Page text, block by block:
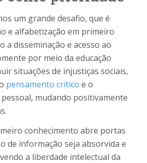
um grande desafio, que é
e alfabetização em primeiro
a disseminação e acesso ao
por meio da educação
situações de injustiças sociais,
pensamento crítico e o
mudando positivamente
conhecimento abre portas
de informação seja absorvida e
a liberdade intelectual da